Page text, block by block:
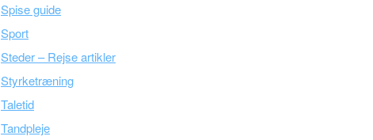
Spise guide
Sport
Steder – Rejse artikler
Styrketræning
Taletid
Tandpleje